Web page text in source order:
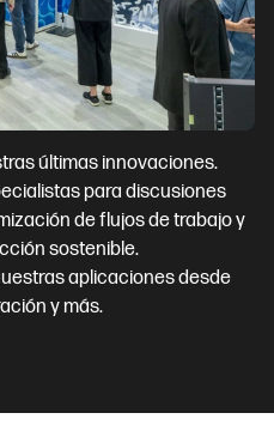
últimas innovaciones.
para discusiones
de flujos de trabajo y
sostenible.
aplicaciones desde
y más.